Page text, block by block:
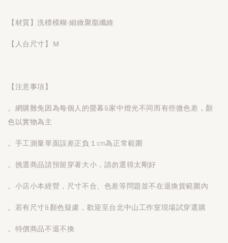
【材質】洗標模糊-細緻聚脂纖維
【人台尺寸】Ｍ
【注意事項】
。網購難免因為每個人的螢幕&家中燈光不同而有些微色差，顏
色以實物為主
。手工測量單面誤差正負１cm為正常範圍
。挑選商品請預留穿著大小，請勿選得太剛好
。小店小本經營，尺寸不合、色差等問題並不在退換貨範圍內
。若有尺寸&顏色疑慮，歡迎至台北中山工作室現場試穿選購
。特價商品不退不換